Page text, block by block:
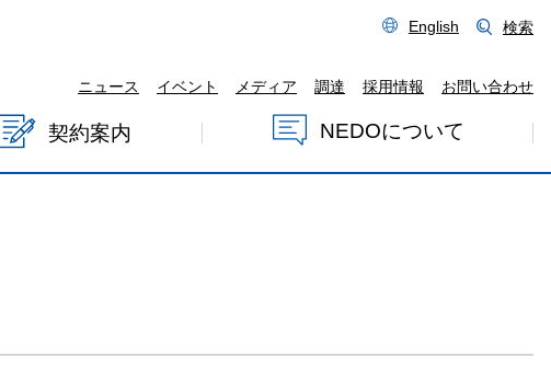
English 検索
ニュース イベント メディア 調達 採用情報 お問い合わせ
契約案内 NEDOについて